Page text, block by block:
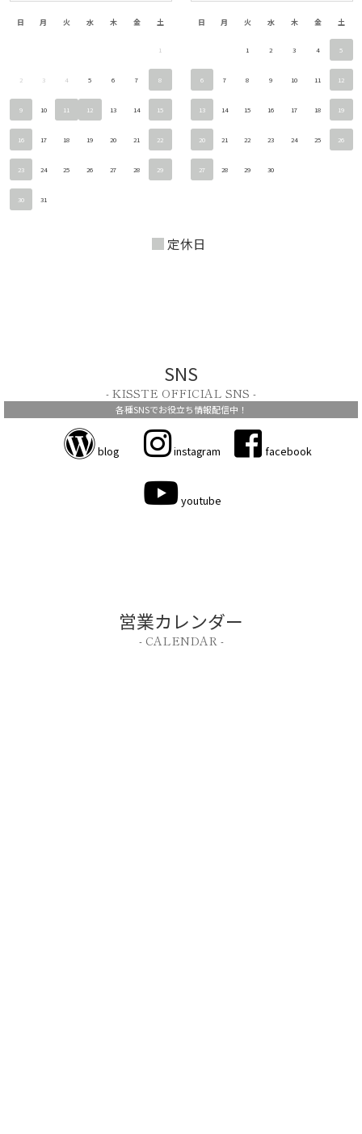
日 月 火 水 木 金 土
1
2 3 4 5 6 7 8
9 10 11 12 13 14 15
16 17 18 19 20 21 22
23 24 25 26 27 28 29
30 31
日 月 火 水 木 金 土
1 2 3 4 5
6 7 8 9 10 11 12
13 14 15 16 17 18 19
20 21 22 23 24 25 26
27 28 29 30
定休日
SNS
- KISSTE OFFICIAL SNS -
各種SNSでお役立ち情報配信中！
blog instagram facebook
youtube
営業カレンダー
- CALENDAR -